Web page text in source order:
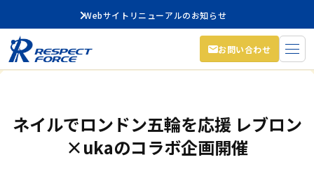
Webサイトリニューアルのお知らせ
お問い合わせ
ネイルでロンドン五輪を応援 レブロン
×ukaのコラボ企画開催